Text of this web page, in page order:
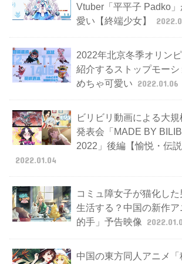
Vtuber「平平子 Padko
愛い【終端少女】
2022年北京冬季オリン
紹介するストップモー
めちゃ可愛い 2022.01.06
ビリビリ動画による大
発表会「MADE BY
2022」後編【愉悦・伝説
2022.01.04
コミュ障女子が猫化した
生活する？中国の新作
的手」予告映像
中国の東方同人アニメ